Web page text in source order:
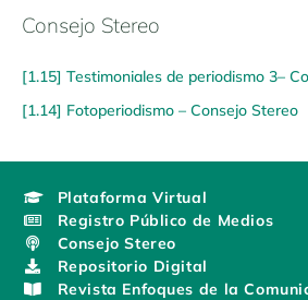
Consejo Stereo
[1.15] Testimoniales de periodismo 3–
[1.14] Fotoperiodismo – Consejo Stereo
Plataforma Virtual
Registro Público de Medios
Consejo Stereo
Repositorio Digital
Revista Enfoques de la